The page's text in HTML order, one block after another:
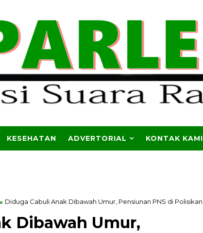
KESEHATAN ADVERTORIAL KONTAK KAMI
Diduga Cabuli Anak Dibawah Umur, Pensiunan PNS di Polisikan
Dibawah Umur,